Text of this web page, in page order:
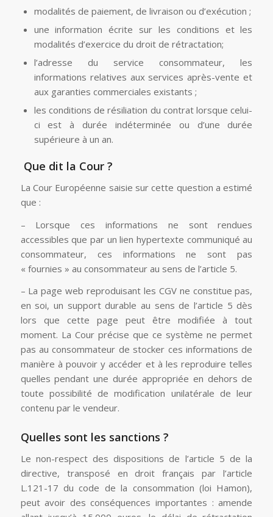
modalités de paiement, de livraison ou d’exécution ;
une information écrite sur les conditions et les
modalités d’exercice du droit de rétractation;
l’adresse du service consommateur, les
informations relatives aux services après-vente et
aux garanties commerciales existants ;
les conditions de résiliation du contrat lorsque celui-
ci est à durée indéterminée ou d’une durée
supérieure à un an.
Que dit la Cour ?
La Cour Européenne saisie sur cette question a estimé
que :
– Lorsque ces informations ne sont rendues
accessibles que par un lien hypertexte communiqué au
consommateur, ces informations ne sont pas
« fournies » au consommateur au sens de l’article 5.
– La page web reproduisant les CGV ne constitue pas,
en soi, un support durable au sens de l’article 5 dès
lors que cette page peut être modifiée à tout
moment. La Cour précise que ce système ne permet
pas au consommateur de stocker ces informations de
manière à pouvoir y accéder et à les reproduire telles
quelles pendant une durée appropriée en dehors de
toute possibilité de modification unilatérale de leur
contenu par le vendeur.
Quelles sont les sanctions ?
Le non-respect des dispositions de l’article 5 de la
directive, transposé en droit français par l’article
L.121-17 du code de la consommation (loi Hamon),
peut avoir des conséquences importantes : amende